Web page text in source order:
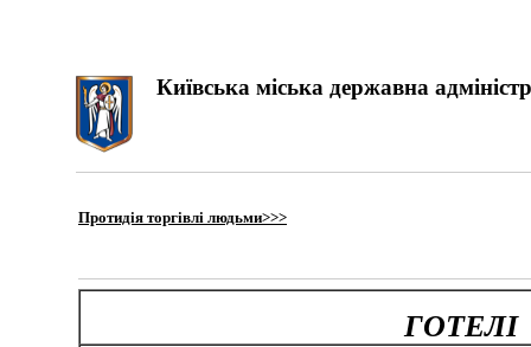
Київська міська державна
Протидія торгівлі людьми>>>
ГОТЕЛІ